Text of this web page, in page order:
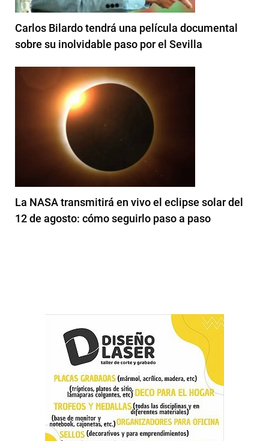
Carlos Bilardo tendrá una película documental
sobre su inolvidable paso por el Sevilla
La NASA transmitirá en vivo el eclipse solar del
12 de agosto: cómo seguirlo paso a paso